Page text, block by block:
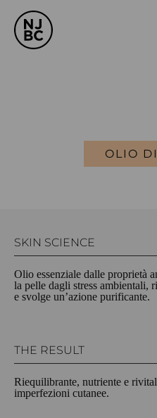
OLIO
SKIN SCIENCE
Olio essenziale dalle proprietà
la pelle dagli stress ambientali,
e svolge un’azione purificante.
THE RESULT
Riequilibrante, nutriente e
imperfezioni cutanee.